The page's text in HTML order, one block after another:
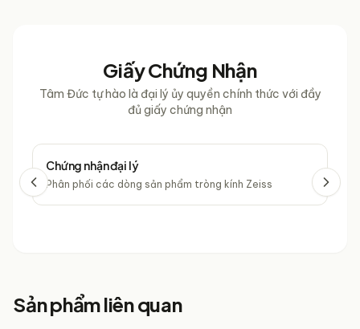
Giấy Chứng Nhận
Tâm Đức tự hào là đại lý ủy quyền chính thức với đầy
đủ giấy chứng nhận
Chứng nhận đại lý
Phân phối các dòng sản phẩm tròng kính Zeiss
Sản phẩm liên quan